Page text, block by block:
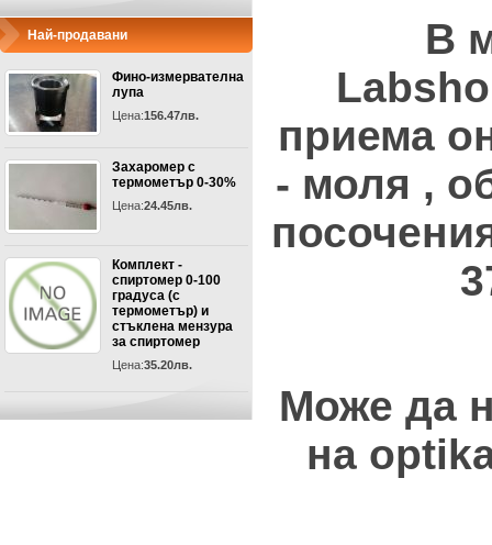
Най-продавани
Фино-измервателна
лупа
Цена:156.47лв.
Захаромер с
термометър 0-30%
Цена:24.45лв.
Комплект -
спиртомер 0-100
градуса (с
термометър) и
стъклена мензура
за спиртомер
Цена:35.20лв.
В
приема
- моля ,
Може да
на